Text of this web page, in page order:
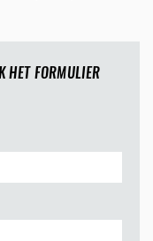
HET FORMULIER